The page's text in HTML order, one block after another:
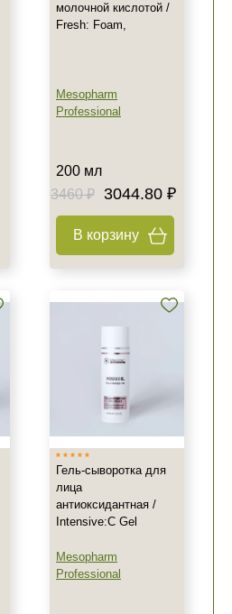
молочной кислотой /
Fresh: Foam,
Mesopharm
Professional
200 мл
3460 ₽
3044.80 ₽
В корзину
Гель-сыворотка для
лица
антиоксидантная /
Intensive:C Gel
Mesopharm
Professional